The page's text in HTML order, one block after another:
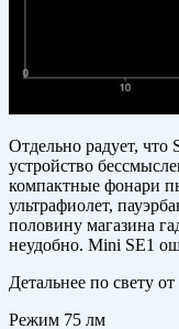
Отдельно радует, что
устройство
компактные фонари
ультрафиолет,
половину магазина
неудобно. Mini SE1
Детальнее по свету от
Режим 75 лм